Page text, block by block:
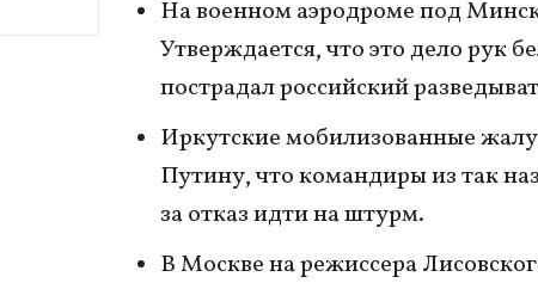
На военном аэродроме под
Утверждается, что это дело рук
пострадал российский
Иркутские мобилизованные
Путину, что командиры из так
за отказ идти на штурм.
В Москве на режиссера